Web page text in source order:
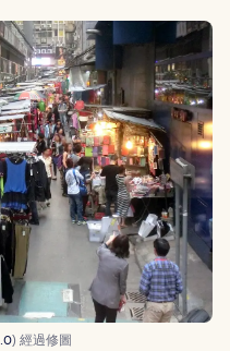
) 經過修圖